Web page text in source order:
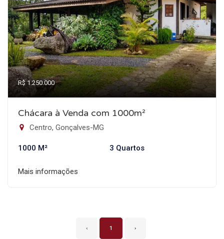
R$ 1.250.000
Chácara à Venda com 1000m²
Centro, Gonçalves-MG
1000 M² 3 Quartos
Mais informações
‹ 1 ›